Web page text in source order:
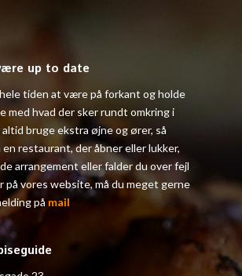
up to date
tiden at være på forkant og holde
med hvad der sker rundt omkring i
altid bruge ekstra øjne og ører, så
restaurant, der åbner eller lukker,
arrangement eller falder du over fejl
på vores website, må du meget gerne
på mail